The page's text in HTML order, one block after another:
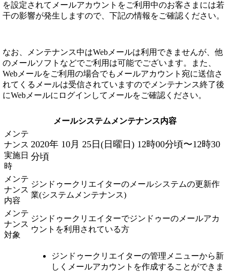
を設定されてメールアカウントをご利用中のお客さまには若
干の影響が発生しますので、下記の情報をご確認ください。
なお、メンテナンス中はWebメールは利用できませんが、他
のメールソフトなどでご利用は可能でございます。また、
Webメールをご利用の場合でもメールアカウント宛に送信さ
れてくるメールは受信されていますのでメンテナンス終了後
にWebメールにログインしてメールをご確認ください。
メールシステムメンテナンス内容
メンテ
ナンス
実施日
時
2020年 10月 25日(日曜日) 12時00分頃〜12時30
分頃
メンテ
ナンス
内容
ジンドゥークリエイターのメールシステムの更新作
業(システムメンテナンス)
メンテ
ナンス
対象
ジンドゥークリエイターでジンドゥーのメールアカ
ウントを利用されている方
ジンドゥークリエイターの管理メニューから新
しくメールアカウントを作成することができま